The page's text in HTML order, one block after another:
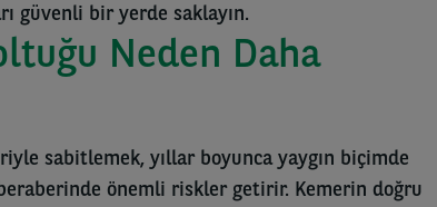
güvenli bir yerde saklayın.
Neden Daha
sabitlemek, yıllar boyunca yaygın biçimde
önemli riskler getirir. Kemerin doğru